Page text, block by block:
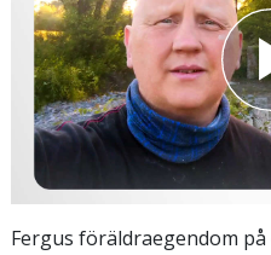
Fergus föräldraegendom